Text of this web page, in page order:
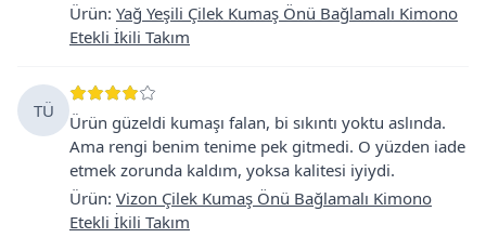
Ürün: Yağ Yeşili Çilek Kumaş Önü Bağlamalı Kimono
Etekli İkili Takım
TÜ
Ürün güzeldi kumaşı falan, bi sıkıntı yoktu aslında.
Ama rengi benim tenime pek gitmedi. O yüzden iade
etmek zorunda kaldım, yoksa kalitesi iyiydi.
Ürün: Vizon Çilek Kumaş Önü Bağlamalı Kimono
Etekli İkili Takım